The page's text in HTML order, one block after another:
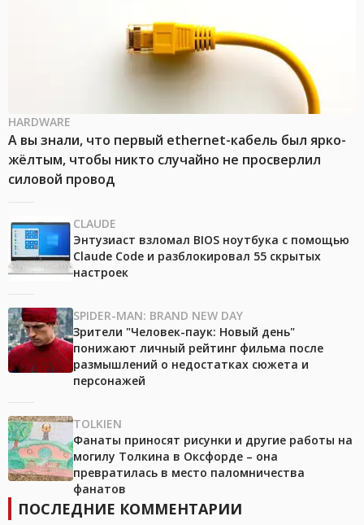
HARDWARE
А вы знали, что первый ethernet-кабель был ярко-
жёлтым, чтобы никто случайно не просверлил
силовой провод
CLAUDE
Энтузиаст взломал BIOS ноутбука с помощью
Claude Code и разблокировал 55 скрытых
настроек
SPIDER-MAN: BRAND NEW DAY
Зрители "Человек-паук: Новый день"
понижают личный рейтинг фильма после
размышлений о недостатках сюжета и
персонажей
TOLKIEN
Фанаты приносят рисунки и другие работы на
могилу Толкина в Оксфорде – она
превратилась в место паломничества
фанатов
ПОСЛЕДНИЕ КОММЕНТАРИИ